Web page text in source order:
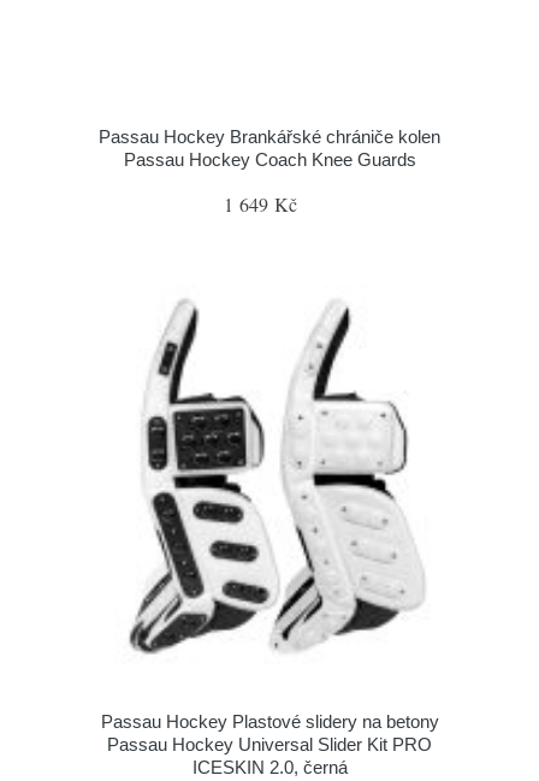
Passau Hockey Brankářské chrániče kolen
Passau Hockey Coach Knee Guards
1 649 Kč
Passau Hockey Plastové slidery na betony
Passau Hockey Universal Slider Kit PRO
ICESKIN 2.0, černá